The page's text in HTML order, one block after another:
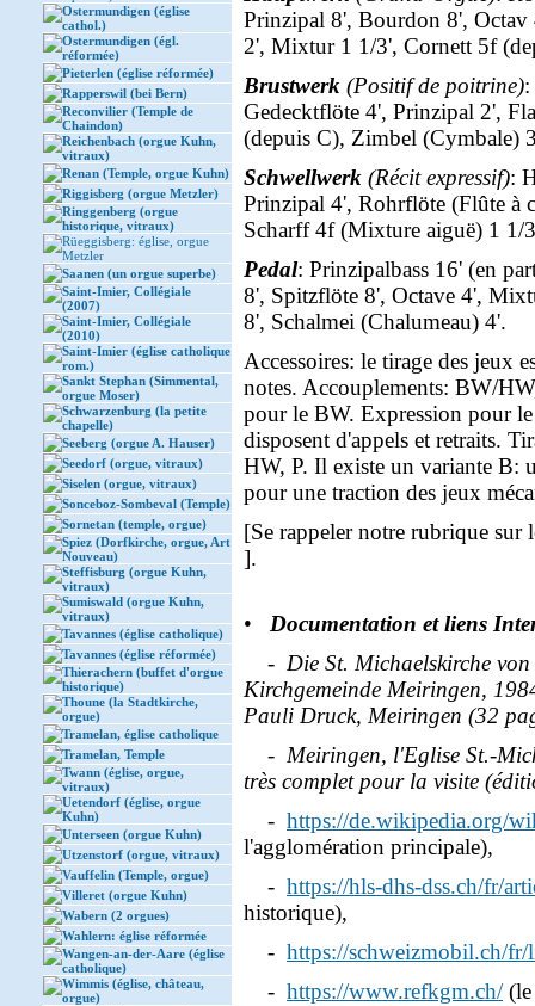
Ostermundigen (église
cathol.)
Ostermundigen (égl.
réformée)
Pieterlen (église réformée)
Rapperswil (bei Bern)
Reconvilier (Temple de
Chaindon)
Reichenbach (orgue Kuhn,
vitraux)
Renan (Temple, orgue Kuhn)
Riggisberg (orgue Metzler)
Ringgenberg (orgue
historique, vitraux)
Rüeggisberg: église, orgue
Metzler
Saanen (un orgue superbe)
Saint-Imier, Collégiale
(2007)
Saint-Imier, Collégiale
(2010)
Saint-Imier (église catholique
rom.)
Sankt Stephan (Simmental,
orgue Moser)
Schwarzenburg (la petite
chapelle)
Seeberg (orgue A. Hauser)
Seedorf (orgue, vitraux)
Siselen (orgue, vitraux)
Sonceboz-Sombeval (Temple)
Sornetan (temple, orgue)
Spiez (Dorfkirche, orgue, Art
Nouveau)
Steffisburg (orgue Kuhn,
vitraux)
Sumiswald (orgue Kuhn,
vitraux)
Tavannes (église catholique)
Tavannes (église réformée)
Thierachern (buffet d'orgue
historique)
Thoune (la Stadtkirche,
orgue)
Tramelan, église catholique
Tramelan, Temple
Twann (église, orgue,
vitraux)
Uetendorf (église, orgue
Kuhn)
Unterseen (orgue Kuhn)
Utzenstorf (orgue, vitraux)
Vauffelin (Temple, orgue)
Villeret (orgue Kuhn)
Wabern (2 orgues)
Wahlern: église réformée
Wangen-an-der-Aare (église
catholique)
Wimmis (église, château,
orgue)
Prinzipal 8', Bourdon 8',
2', Mixtur 1 1/3', Cornett 5f
Brustwerk (Positif de poitrine)
Gedecktflöte 4', Prinzipal 2',
(depuis C), Zimbel (Cymbale)
Schwellwerk (Récit expressif):
Prinzipal 4', Rohrflöte (Flûte à
Scharff 4f (Mixture aiguë) 1 1/
Pedal: Prinzipalbass 16' (en
8', Spitzflöte 8', Octave 4',
8', Schalmei (Chalumeau) 4'.
Accessoires: le tirage des jeux
notes. Accouplements: BW/
pour le BW. Expression pour
disposent d'appels et retraits.
HW, P. Il existe un variante B:
pour une traction des jeux
[Se rappeler notre rubrique
].
• Documentation et liens
- Die St. Michaelskirche
Kirchgemeinde Meiringen,
Pauli Druck, Meiringen (32
- Meiringen, l'Eglise St.-
très complet pour la visite
- https://de.wikipedia.org/
l'agglomération principale),
- https://hls-dhs-dss.ch/fr/
historique),
- https://schweizmobil.ch/
- https://www.refkgm.ch/(le